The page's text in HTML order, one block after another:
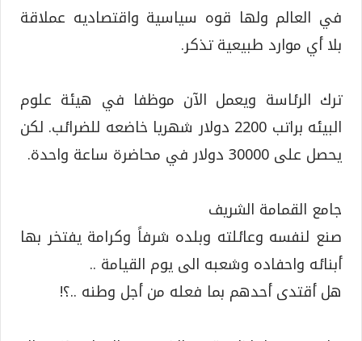
في العالم ولها قوه سياسية واقتصاديه عملاقة
بلا أي موارد طبيعية تذكر.
ترك الرئاسة ويعمل الآن موظفا في هيئة علوم
البيئه براتب 2200 دولار شهريا خاضعه للضرائب. لكن
يحصل على 30000 دولار في محاضرة ساعة واحدة.
جامع القمامة الشريف
صنع لنفسه وعائلته وبلده شرفاً وكرامة يفتخر بها
أبنائه واحفاده وشعبه الى يوم القيامة ..
هل أقتدى أحدهم بما فعله من أجل وطنه ..؟!